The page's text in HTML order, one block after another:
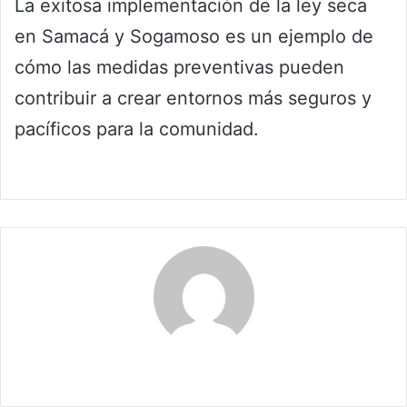
La exitosa implementación de la ley seca
en Samacá y Sogamoso es un ejemplo de
cómo las medidas preventivas pueden
contribuir a crear entornos más seguros y
pacíficos para la comunidad.